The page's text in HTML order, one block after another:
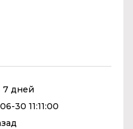
7 дней
30 11:11:00